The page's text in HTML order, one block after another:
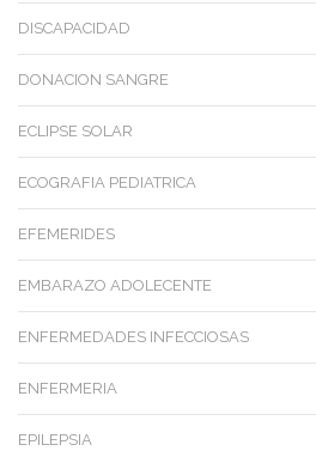
DISCAPACIDAD
DONACION SANGRE
ECLIPSE SOLAR
ECOGRAFIA PEDIATRICA
EFEMERIDES
EMBARAZO ADOLECENTE
ENFERMEDADES INFECCIOSAS
ENFERMERIA
EPILEPSIA